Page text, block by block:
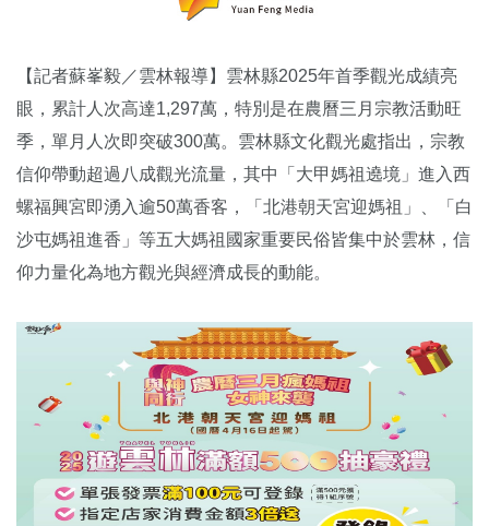
【記者蘇峯毅／雲林報導】雲林縣2025年首季觀光成績亮
眼，累計人次高達1,297萬，特別是在農曆三月宗教活動旺
季，單月人次即突破300萬。雲林縣文化觀光處指出，宗教
信仰帶動超過八成觀光流量，其中「大甲媽祖遶境」進入西
螺福興宮即湧入逾50萬香客，「北港朝天宮迎媽祖」、「白
沙屯媽祖進香」等五大媽祖國家重要民俗皆集中於雲林，信
仰力量化為地方觀光與經濟成長的動能。